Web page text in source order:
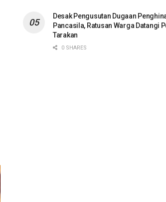
Desak Pengusutan Dugaan
Pancasila, Ratusan Warga Datangi
Tarakan
0 SHARES